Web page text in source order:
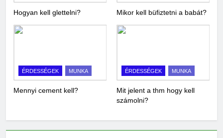
Hogyan kell glettelni? Mikor kell büfiztetni a babát?
ÉRDESSÉGEK MUNKA
Mennyi cement kell?
ÉRDESSÉGEK MUNKA
Mit jelent a thm hogy kell
számolni?